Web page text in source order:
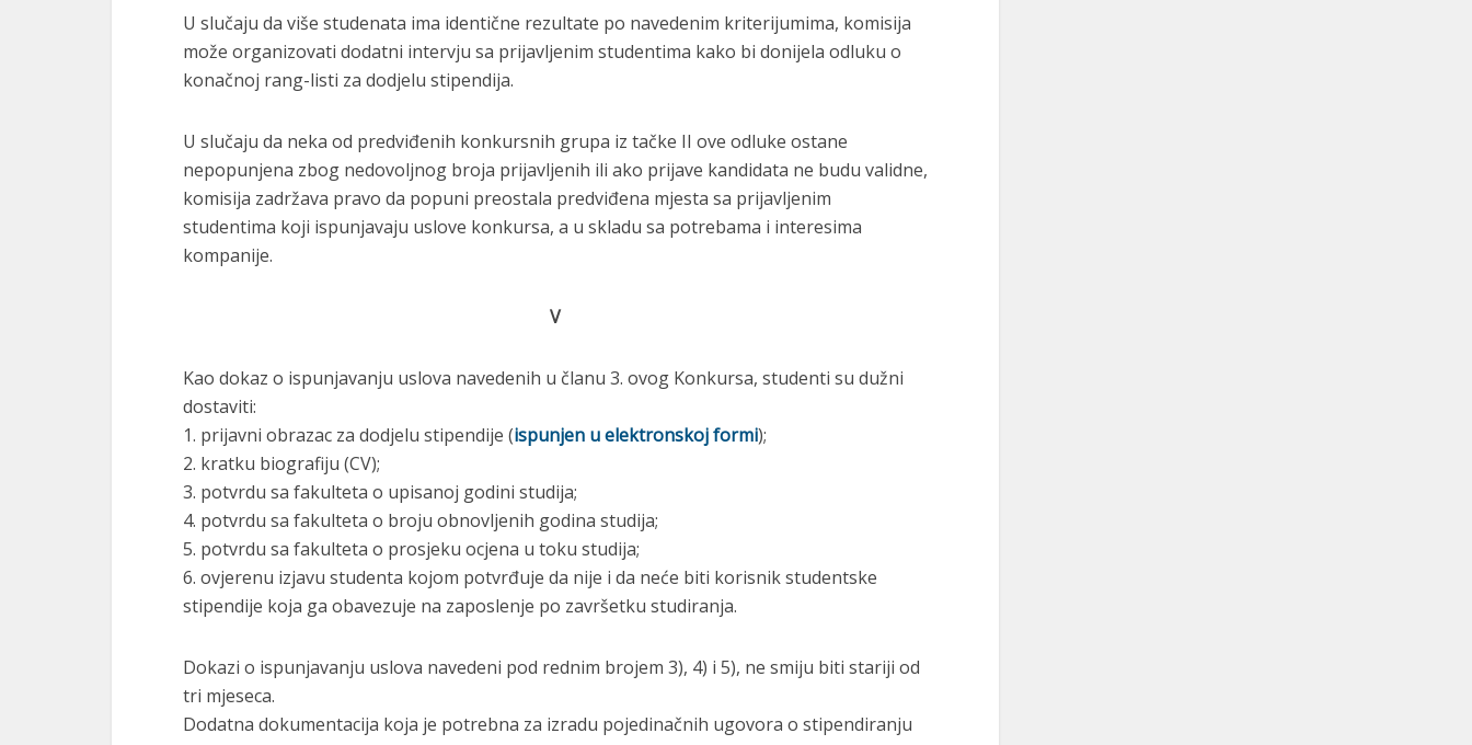
U slučaju da više studenata ima identične rezultate po navedenim kriterijumima, komisija
može organizovati dodatni intervju sa prijavljenim studentima kako bi donijela odluku o
konačnoj rang-listi za dodjelu stipendija.
U slučaju da neka od predviđenih konkursnih grupa iz tačke II ove odluke ostane
nepopunjena zbog nedovoljnog broja prijavljenih ili ako prijave kandidata ne budu validne,
komisija zadržava pravo da popuni preostala predviđena mjesta sa prijavljenim
studentima koji ispunjavaju uslove konkursa, a u skladu sa potrebama i interesima
kompanije.
V
Kao dokaz o ispunjavanju uslova navedenih u članu 3. ovog Konkursa, studenti su dužni
dostaviti:
1. prijavni obrazac za dodjelu stipendije (ispunjen u elektronskoj formi);
2. kratku biografiju (CV);
3. potvrdu sa fakulteta o upisanoj godini studija;
4. potvrdu sa fakulteta o broju obnovljenih godina studija;
5. potvrdu sa fakulteta o prosjeku ocjena u toku studija;
6. ovjerenu izjavu studenta kojom potvrđuje da nije i da neće biti korisnik studentske
stipendije koja ga obavezuje na zaposlenje po završetku studiranja.
Dokazi o ispunjavanju uslova navedeni pod rednim brojem 3), 4) i 5), ne smiju biti stariji od
tri mjeseca.
Dodatna dokumentacija koja je potrebna za izradu pojedinačnih ugovora o stipendiranju